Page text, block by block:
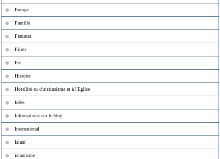
Europe
Famille
Femmes
Films
Foi
Histoire
Hostilité au christianisme et à l'Eglise
Idées
Informations sur le blog
International
Islam
islamisme